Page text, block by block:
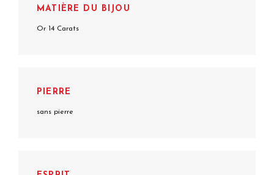
MATIÈRE DU BIJOU
Or 14 Carats
PIERRE
sans pierre